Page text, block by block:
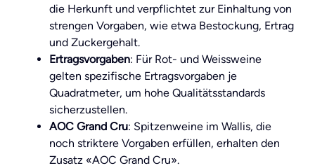
die Herkunft und verpflichtet zur Einhaltung von
strengen Vorgaben, wie etwa Bestockung, Ertrag
und Zuckergehalt.
Ertragsvorgaben: Für Rot- und Weissweine
gelten spezifische Ertragsvorgaben je
Quadratmeter, um hohe Qualitätsstandards
sicherzustellen.
AOC Grand Cru: Spitzenweine im Wallis, die
noch striktere Vorgaben erfüllen, erhalten den
Zusatz «AOC Grand Cru».